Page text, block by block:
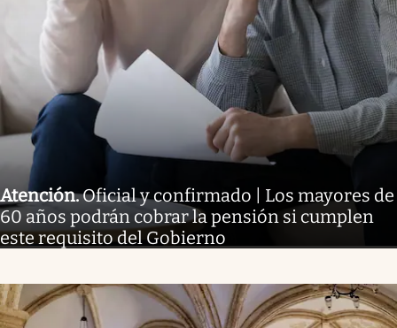
Atención.Oficial y confirmado | Los mayores de
60 años podrán cobrar la pensión si cumplen
este requisito del Gobierno